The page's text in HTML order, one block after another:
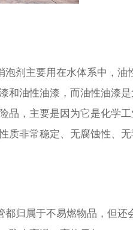
剂主要用在水体系中，油
和油性油漆，而油性油漆
品，主要是因为它是化学
质非常稳定、无腐蚀性、
归属于不易燃物品，但还